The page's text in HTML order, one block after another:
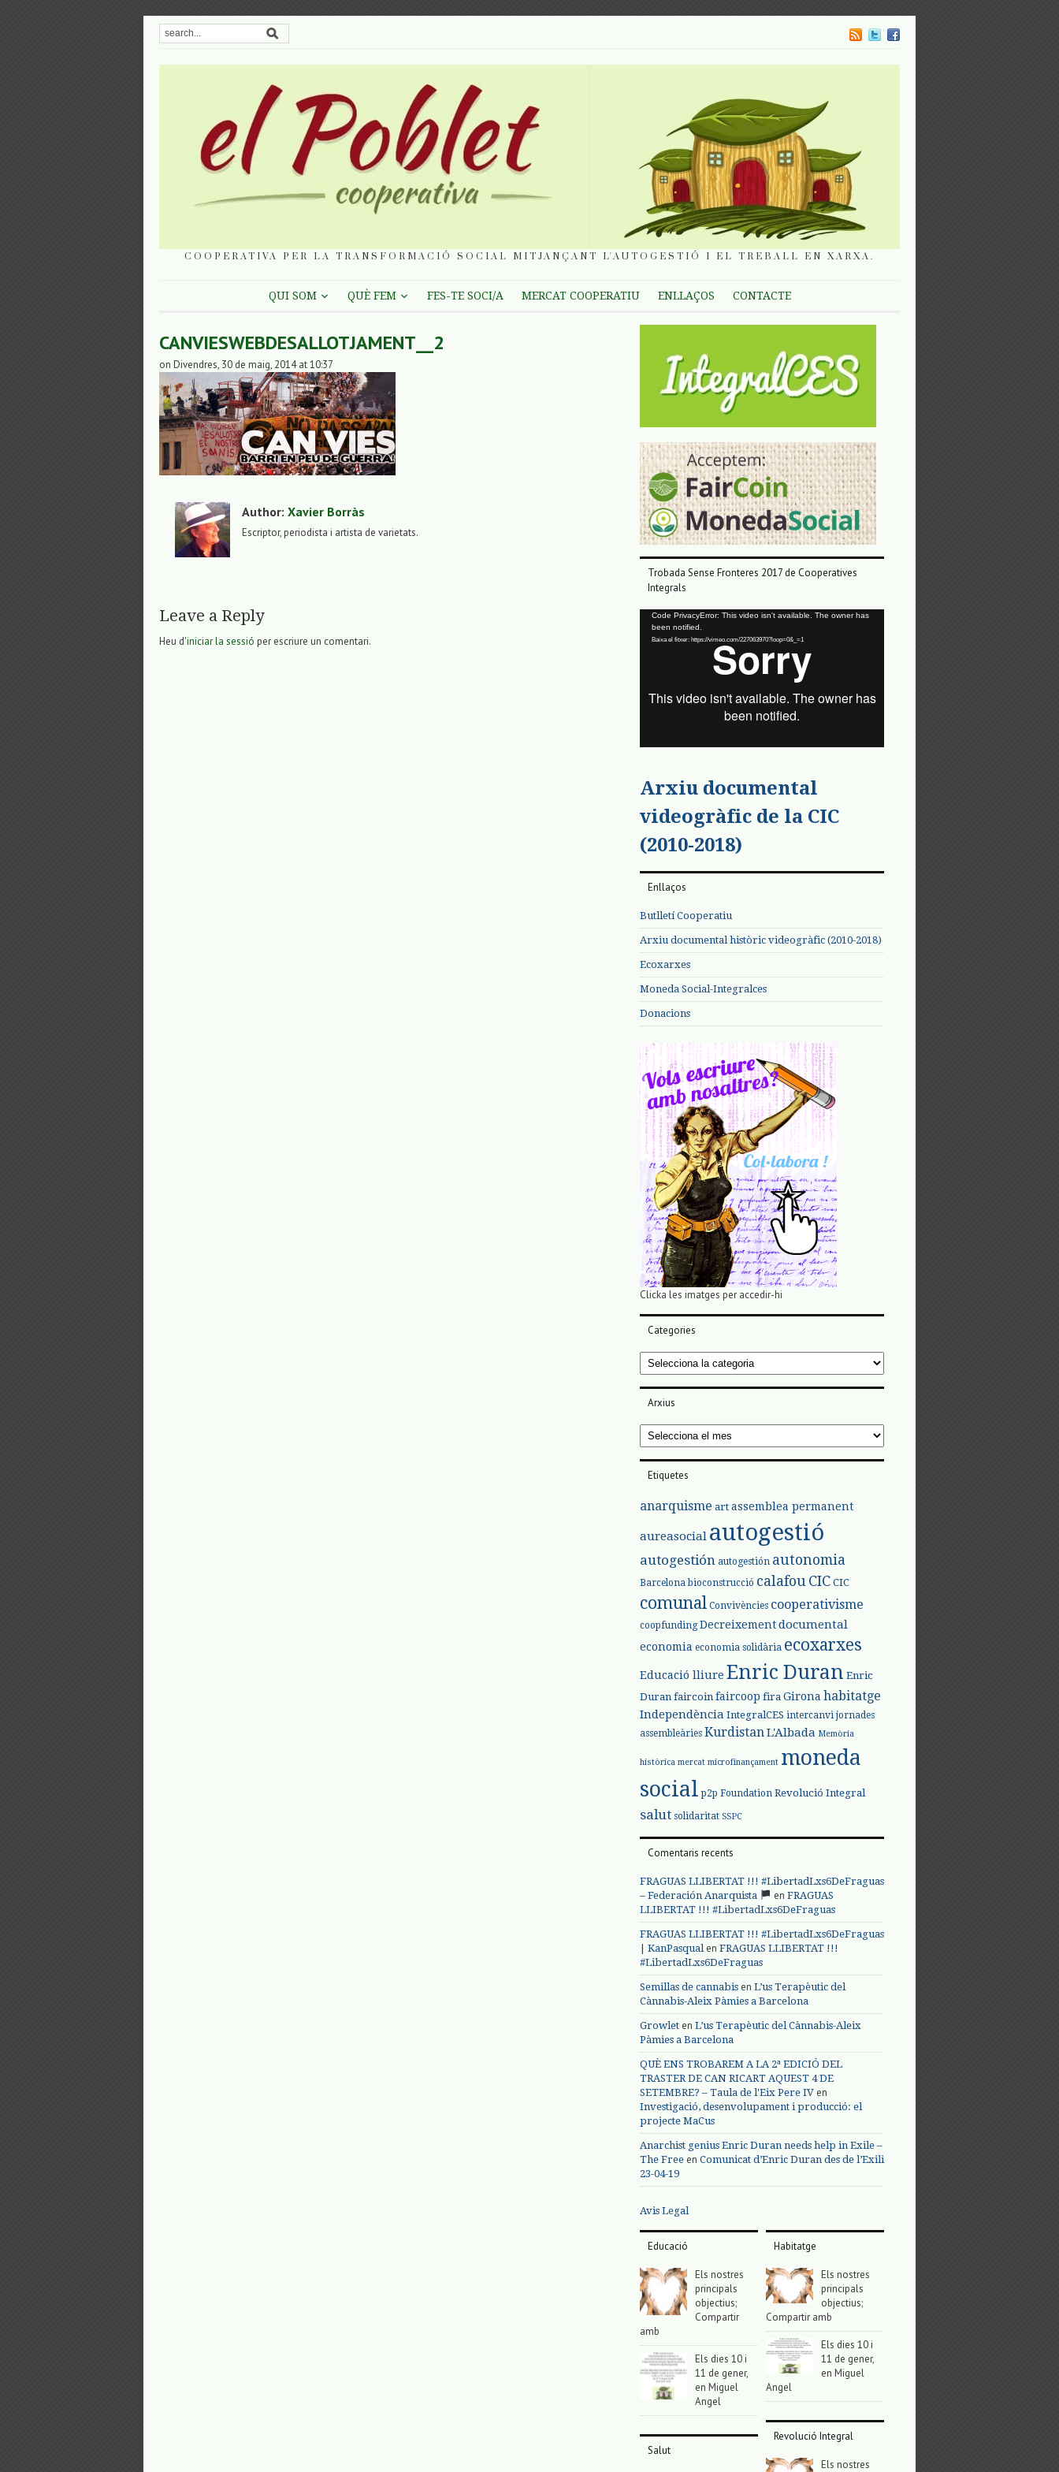
COOPERATIVA PER LA TRANSFORMACIÓ SOCIAL MITJANÇANT L'AUTOGESTIÓ I EL TREBALL EN XARXA.
QUI SOM QUÈ FEM FES-TE SOCI/A MERCAT COOPERATIU ENLLAÇOS CONTACTE
CANVIESWEBDESALLOTJAMENT__2
on Divendres, 30 de maig, 2014 at 10:37
Author: Xavier Borràs
Escriptor, periodista i artista de varietats.
Leave a Reply
Heu d'iniciar la sessió per escriure un comentari.
Trobada Sense Fronteres 2017 de Cooperatives
Integrals
Reproductor
vídeo
Code PrivacyError: This video isn't available. The owner has
been notified.
Baixa el fitxer: https://vimeo.com/227063970?loop=0&_=1
Arxiu documental
videogràfic de la CIC
(2010-2018)
Enllaços
Butlletí Cooperatiu
Arxiu documental històric videogràfic (2010-2018)
Ecoxarxes
Moneda Social-Integralces
Donacions
Clicka les imatges per accedir-hi
Categories
Categories
Arxius
Arxius
Etiquetes
anarquisme art assemblea permanent
aureasocial autogestió
autogestión autogestión autonomia
Barcelona bioconstrucció calafou CIC CIC
comunal Convivències cooperativisme
coopfunding Decreixementdocumental
economia economia solidària ecoxarxes
Educació lliure Enric Duran Enric
Duran faircoin faircoop fira Girona habitatge
Independència IntegralCES intercanvi jornades
assembleàries Kurdistan L'Albada Memòria
històrica mercat microfinançament moneda
social p2p Foundation Revolució Integral
salut solidaritat SSPC
Comentaris recents
FRAGUAS LLIBERTAT !!! #LibertadLxs6DeFraguas
– Federación Anarquista
en FRAGUAS
LLIBERTAT !!! #LibertadLxs6DeFraguas
FRAGUAS LLIBERTAT !!! #LibertadLxs6DeFraguas
| KanPasqualen FRAGUAS LLIBERTAT !!!
#LibertadLxs6DeFraguas
Semillas de cannabis en L’us Terapèutic del
Cànnabis-Aleix Pàmies a Barcelona
Growlet en L’us Terapèutic del Cànnabis-Aleix
Pàmies a Barcelona
QUÈ ENS TROBAREM A LA 2ª EDICIÓ DEL
TRASTER DE CAN RICART AQUEST 4 DE
SETEMBRE? – Taula de l'Eix Pere IV en
Investigació, desenvolupament i producció: el
projecte MaCus
Anarchist genius Enric Duran needs help in Exile –
The Free en Comunicat d’Enric Duran des de l’Exili
23-04-19
Avis Legal
Educació
Els nostres
principals
objectius;
Compartir
amb
Els dies 10 i
11 de gener,
en Miguel
Angel
Salut
Habitatge
Els nostres
principals
objectius;
Compartir amb
Els dies 10 i
11 de gener,
en Miguel
Angel
Revolució Integral
Els nostres